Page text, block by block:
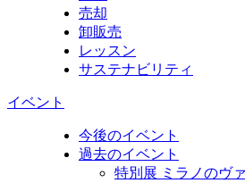
売却
卸販売
レッスン
サステナビリティ
イベント
今後のイベント
過去のイベント
特別展 ミラノのヴ